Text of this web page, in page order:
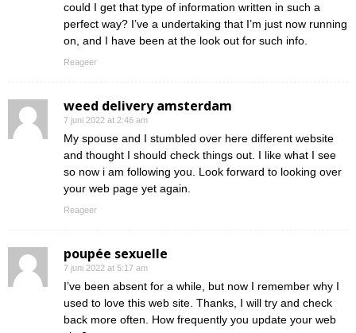
could I get that type of information written in such a
perfect way? I’ve a undertaking that I’m just now running
on, and I have been at the look out for such info.
Reageer
weed delivery amsterdam
7 juni 2022 at 2:46 am
My spouse and I stumbled over here different website
and thought I should check things out. I like what I see
so now i am following you. Look forward to looking over
your web page yet again.
Reageer
poupée sexuelle
7 juni 2022 at 5:17 am
I’ve been absent for a while, but now I remember why I
used to love this web site. Thanks, I will try and check
back more often. How frequently you update your web